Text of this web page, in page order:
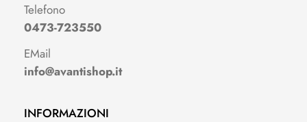
Telefono
0473-723550
EMail
info@avantishop.it
INFORMAZIONI